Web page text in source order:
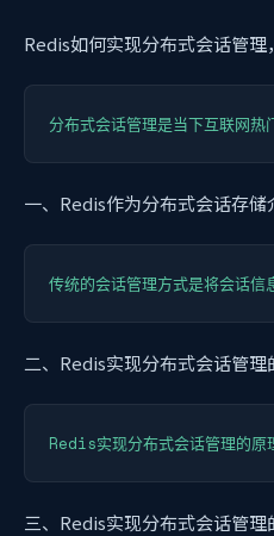
Redis如何实现分布式会话管
一、Redis作为分布式会话存储
二、Redis实现分布式会话管理
三、Redis实现分布式会话管理